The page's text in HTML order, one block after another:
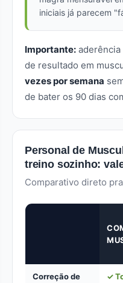
iniciais já parecem
Importante:
de resultado em
vezes por semana
de bater os 90 dias
Personal de
treino sozinho:
Comparativo direto
Correção de
✓